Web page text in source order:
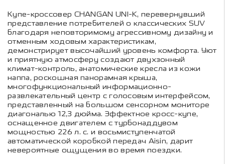
Купе-кроссовер CHANGAN UNI-K, перевернувший
представление потребителей о классических SUV
благодаря неповторимому агрессивному дизайну и
отменным ходовым характеристикам,
демонстрирует высочайший уровень комфорта. Уют
и приятную атмосферу создают двухзонный
климат-контроль, анатомические кресла из кожи
наппа, роскошная панорамная крыша,
многофункциональный информационно-
развлекательный центр с голосовым интерфейсом,
представленный на большом сенсорном мониторе
диагональю 12,3 дюйма. Эффектное кросс-купе,
оснащенное двигателем с турбонаддувом
мощностью 226 л. с. и восьмиступенчатой
автоматической коробкой передач Aisin, дарит
невероятные ощущения во время поездки.